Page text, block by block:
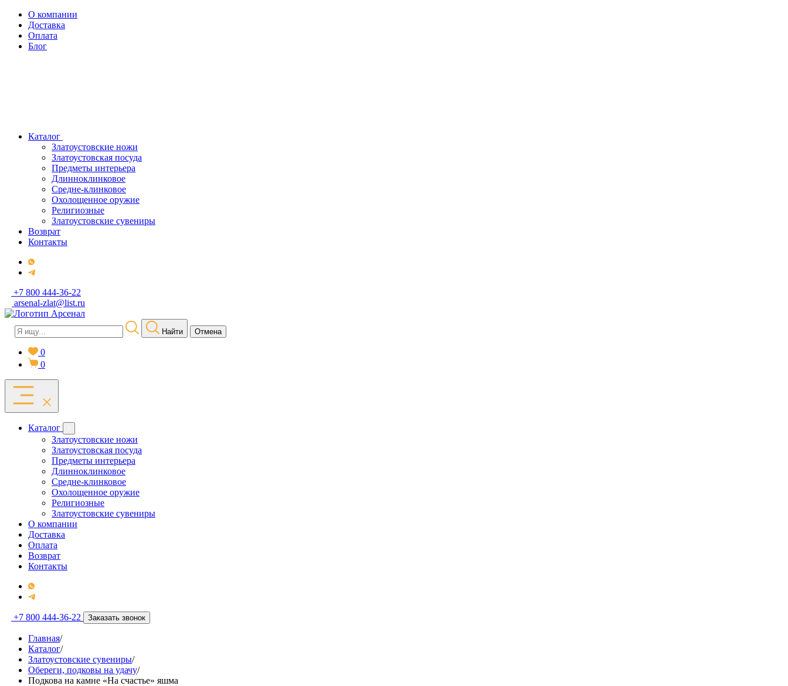
О компании
Доставка
Оплата
Блог
Каталог
Златоустовские ножи
Златоустовская посуда
Предметы интерьера
Длинноклинковое
Средне-клинковое
Охолощенное оружие
Религиозные
Златоустовские сувениры
Возврат
Контакты
+7 800 444-36-22
arsenal-zlat@list.ru
Найти Отмена
0
0
Каталог
Златоустовские ножи
Златоустовская посуда
Предметы интерьера
Длинноклинковое
Средне-клинковое
Охолощенное оружие
Религиозные
Златоустовские сувениры
О компании
Доставка
Оплата
Возврат
Контакты
+7 800 444-36-22 Заказать звонок
Главная/
Каталог/
Златоустовские сувениры/
Обереги, подковы на удачу/
Подкова на камне «На счастье» яшма